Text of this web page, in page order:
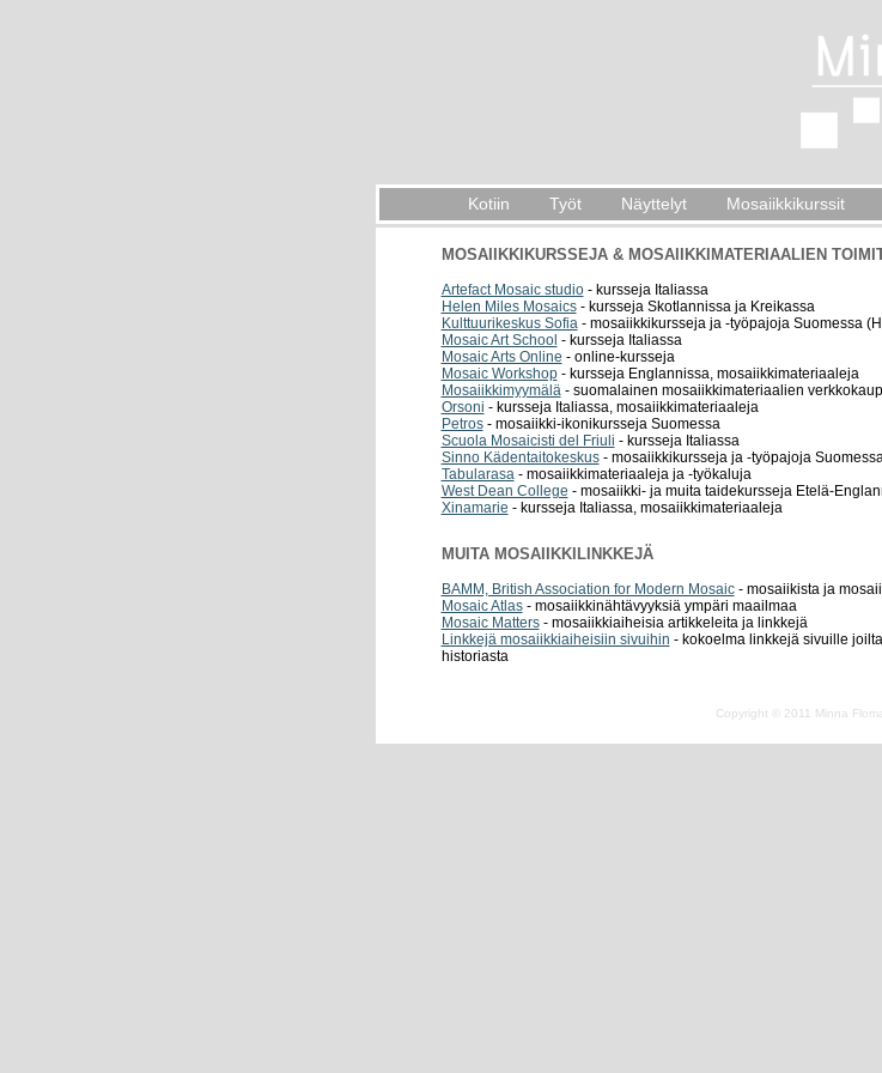
Kotiin Työt Näyttelyt Mosaiikkikurssit
MOSAIIKKIKURSSEJA & MOSAIIKKIMATERIAALIEN
Artefact Mosaic studio- kursseja Italiassa
Helen Miles Mosaics- kursseja Skotlannissa ja Kreikassa
Kulttuurikeskus Sofia- mosaiikkikursseja ja -työpajoja Suomessa
Mosaic Art School - kursseja Italiassa
Mosaic Arts Online - online-kursseja
Mosaic Workshop- kursseja Englannissa, mosaiikkimateriaaleja
Mosaiikkimyymälä- suomalainen mosaiikkimateriaalien
Orsoni - kursseja Italiassa, mosaiikkimateriaaleja
Petros- mosaiikki-ikonikursseja Suomessa
Scuola Mosaicisti del Friuli - kursseja Italiassa
Sinno Kädentaitokeskus- mosaiikkikursseja ja -työpajoja
Tabularasa- mosaiikkimateriaaleja ja -työkaluja
West Dean College - mosaiikki- ja muita taidekursseja Etelä-
Xinamarie - kursseja Italiassa, mosaiikkimateriaaleja
MUITA MOSAIIKKILINKKEJÄ
BAMM, British Association for Modern Mosaic- mosaiikista ja
Mosaic Atlas- mosaiikkinähtävyyksiä ympäri maailmaa
Mosaic Matters- mosaiikkiaiheisia artikkeleita ja linkkejä
Linkkejä mosaiikkiaiheisiin sivuihin - kokoelma linkkejä sivuille
historiasta
Copyright © 2011 Minna